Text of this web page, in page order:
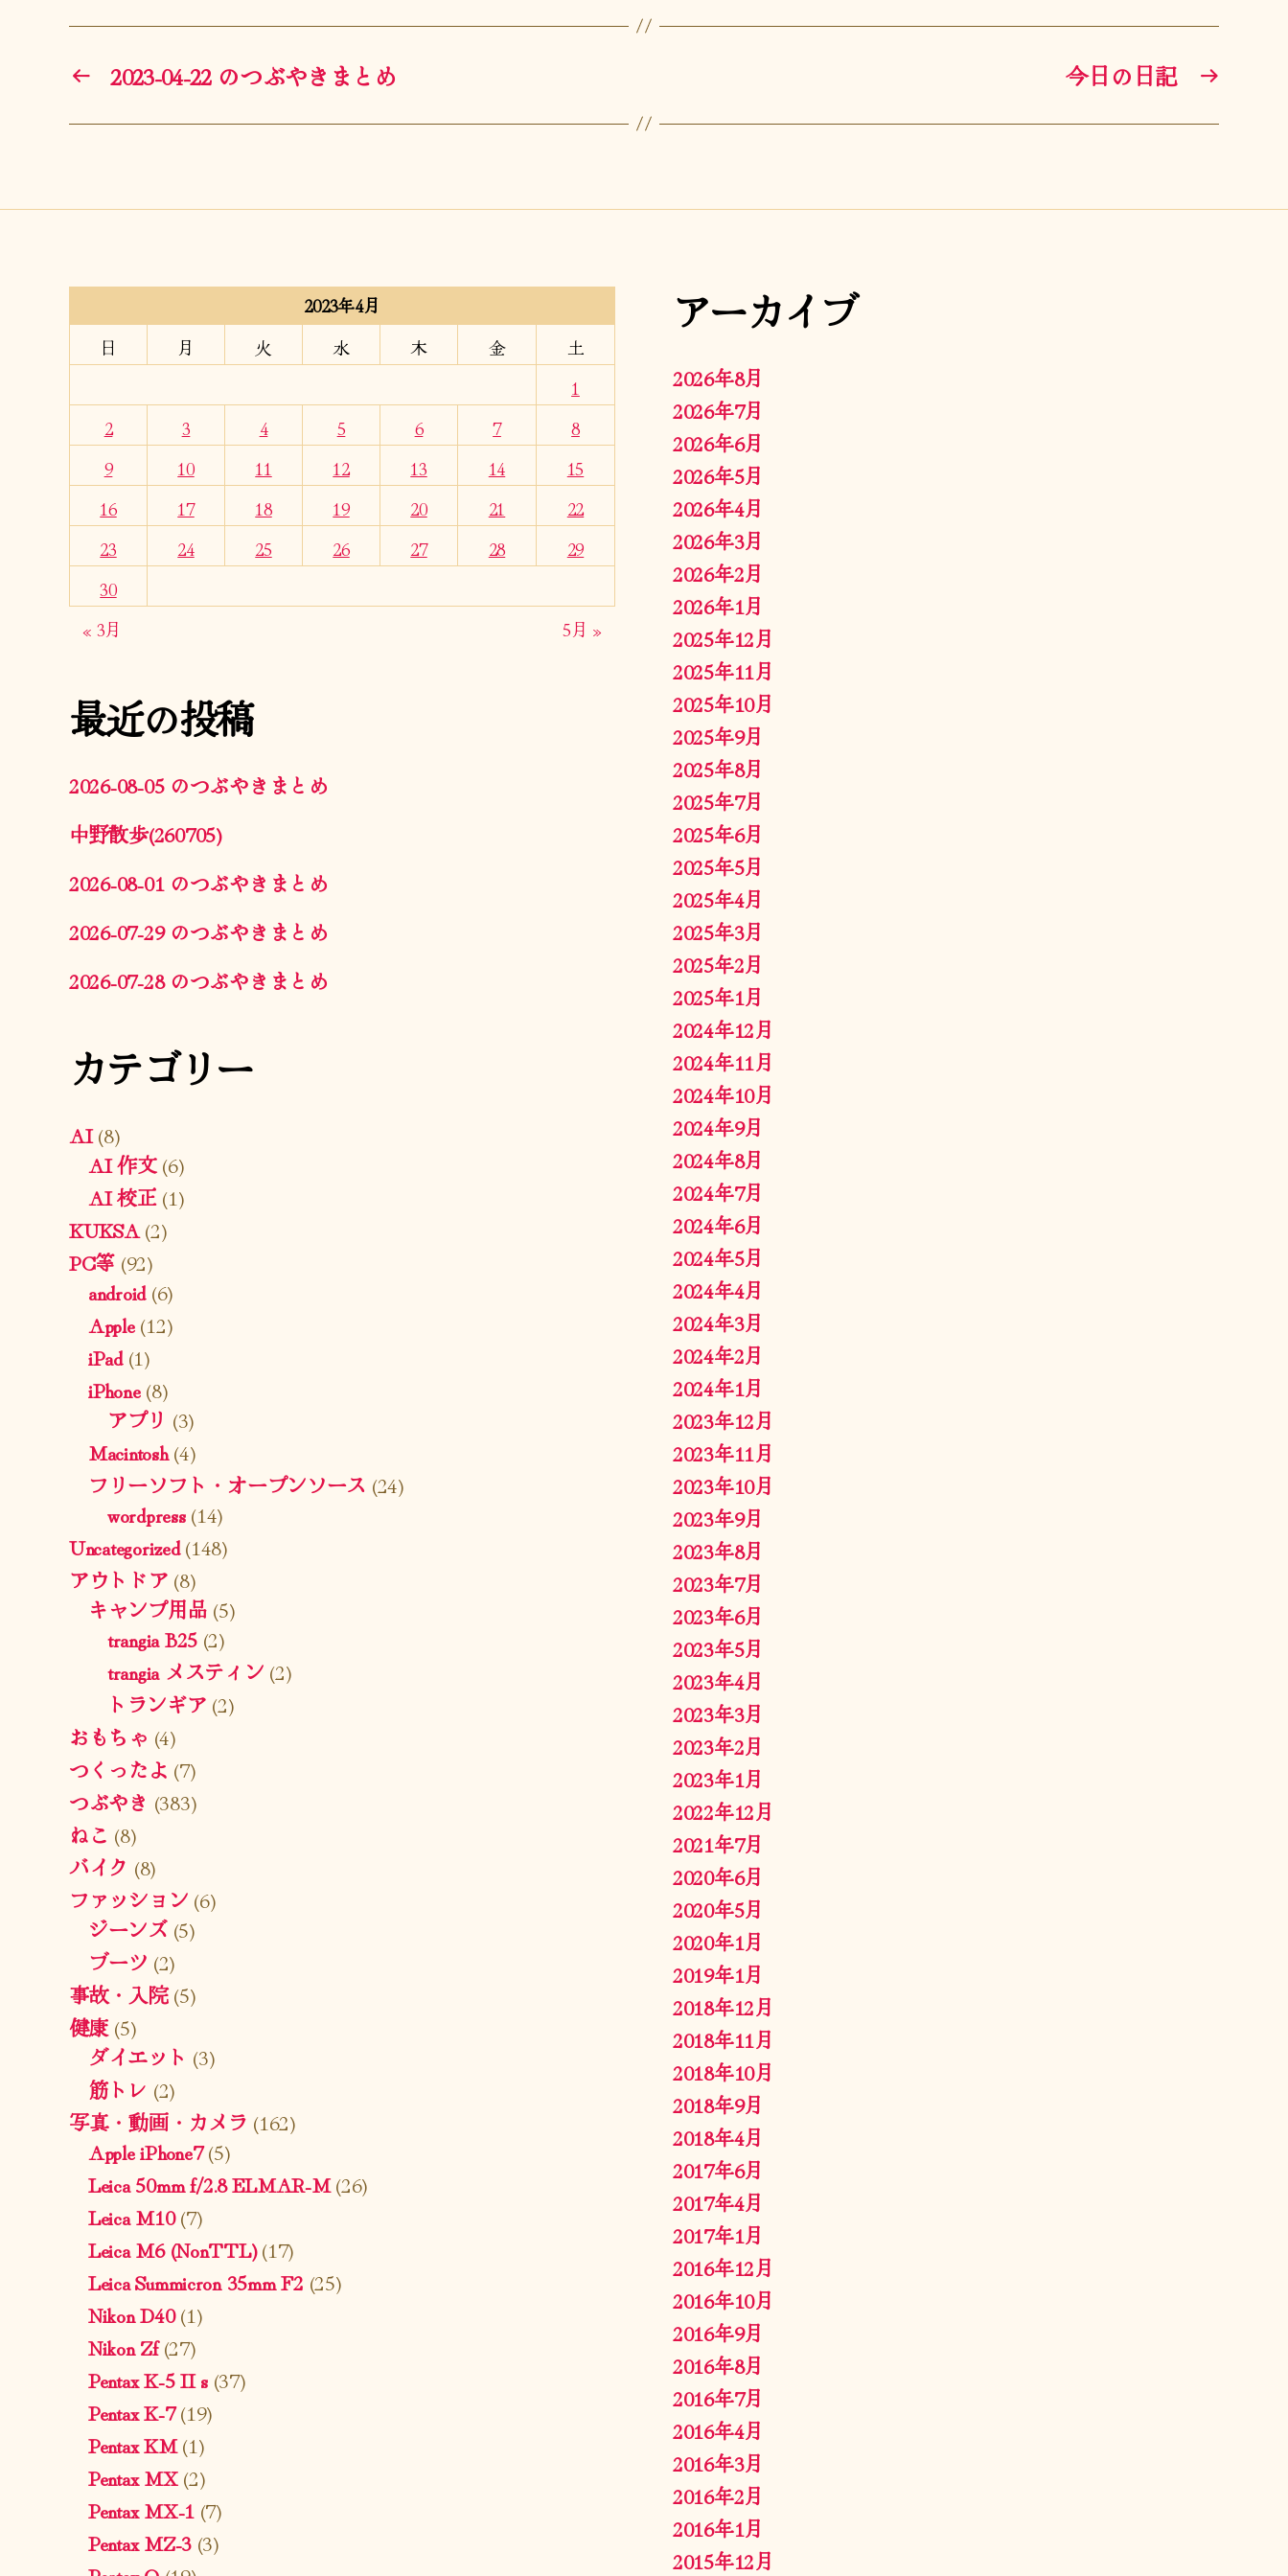
← 2023-04-22 のつぶやきまとめ →
今日の日記
2023年4月
日
月 火 水 木 金
土
1
2
3 4 5 6 7
8
9
10 11 12 13 14
15
16
17 18 19 20 21
22
23
24 25 26 27 28
29
30
« 3月
5月 »
最近の投稿
2026-08-05 のつぶやきまとめ
中野散歩(260705)
2026-08-01 のつぶやきまとめ
2026-07-29 のつぶやきまとめ
2026-07-28 のつぶやきまとめ
カテゴリー
AI(8)
AI 作文(6)
AI 校正(1)
KUKSA(2)
PC等 (92)
android(6)
Apple(12)
iPad(1)
iPhone(8)
アプリ (3)
Macintosh(4)
フリーソフト・オープンソース (24)
wordpress(14)
Uncategorized(148)
アウトドア (8)
キャンプ用品 (5)
trangia B25 (2)
trangia メスティン (2)
トランギア (2)
おもちゃ (4)
つくったよ (7)
つぶやき (383)
ねこ (8)
バイク (8)
ファッション (6)
ジーンズ(5)
ブーツ (2)
事故・入院(5)
健康 (5)
ダイエット (3)
筋トレ (2)
写真・動画・カメラ (162)
Apple iPhone7(5)
Leica 50mm f/2.8 ELMAR-M(26)
Leica M10(7)
Leica M6 (NonTTL)(17)
Leica Summicron 35mm F2 (25)
Nikon D40(1)
Nikon Zf(27)
Pentax K-5 II s(37)
Pentax K-7(19)
Pentax KM(1)
Pentax MX(2)
Pentax MX-1 (7)
Pentax MZ-3 (3)
アーカイブ
2026年8月
2026年7月
2026年6月
2026年5月
2026年4月
2026年3月
2026年2月
2026年1月
2025年12月
2025年11月
2025年10月
2025年9月
2025年8月
2025年7月
2025年6月
2025年5月
2025年4月
2025年3月
2025年2月
2025年1月
2024年12月
2024年11月
2024年10月
2024年9月
2024年8月
2024年7月
2024年6月
2024年5月
2024年4月
2024年3月
2024年2月
2024年1月
2023年12月
2023年11月
2023年10月
2023年9月
2023年8月
2023年7月
2023年6月
2023年5月
2023年4月
2023年3月
2023年2月
2023年1月
2022年12月
2021年7月
2020年6月
2020年5月
2020年1月
2019年1月
2018年12月
2018年11月
2018年10月
2018年9月
2018年4月
2017年6月
2017年4月
2017年1月
2016年12月
2016年10月
2016年9月
2016年8月
2016年7月
2016年4月
2016年3月
2016年2月
2016年1月
2015年12月